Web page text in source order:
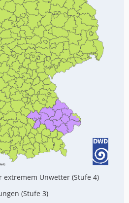
extremem Unwetter (Stufe 4)
(Stufe 3)